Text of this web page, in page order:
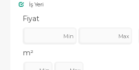
İş Yeri
Fiyat
m²